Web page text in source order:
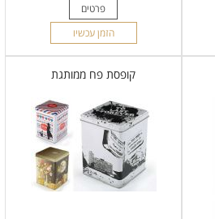
פרטים
הזמן עכשיו
קופסת פח ממותגת